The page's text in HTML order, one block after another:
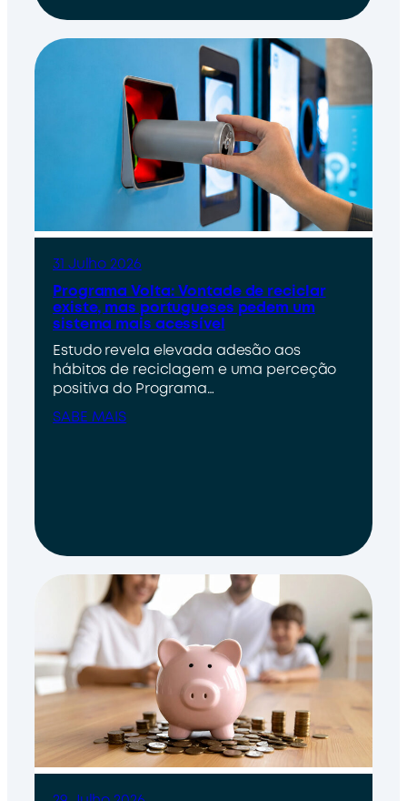
31 Julho 2026
Programa Volta: Vontade de reciclar
existe, mas portugueses pedem um
sistema mais acessível
Estudo revela elevada adesão aos
hábitos de reciclagem e uma perceção
positiva do Programa…
SABE MAIS